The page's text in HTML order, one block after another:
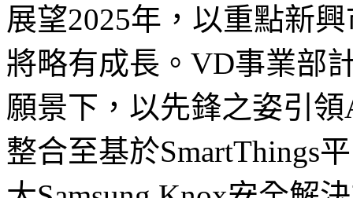
展望2025年，以重點新
將略有成長。VD事業部
願景下，以先鋒之姿引
整合至基於SmartThings